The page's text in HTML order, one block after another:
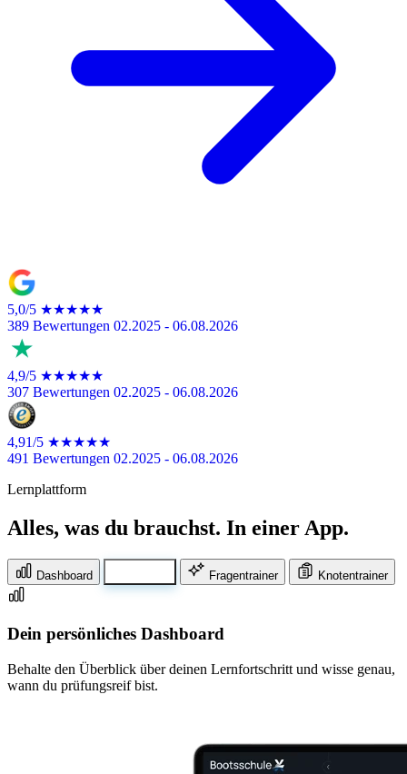
5,0/5 ★★★★★
389 Bewertungen 02.2025 - 06.08.2026
4,9/5 ★★★★★
307 Bewertungen 02.2025 - 06.08.2026
4,91/5 ★★★★★
491 Bewertungen 02.2025 - 06.08.2026
Lernplattform
Alles, was du brauchst. In einer App.
Dashboard Fragentrainer Knotentrainer
Über 40 Lernvideos
Alle Themen für die Theorieprüfung, verständlich erklärt und
unterhaltsam aufbereitet.